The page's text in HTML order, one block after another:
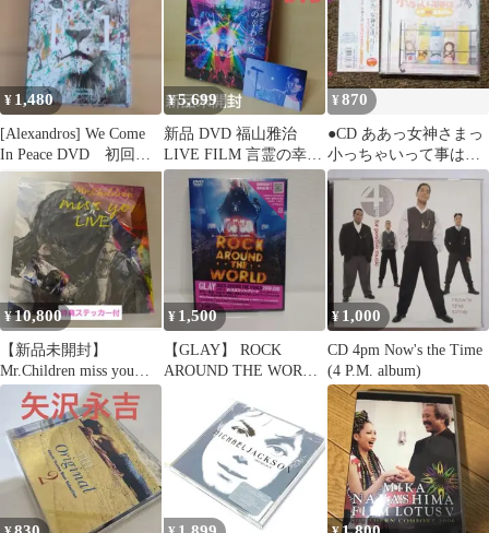
¥ 1,480
[Alexandros] We Come
In Peace DVD 初回限
定盤
¥5,699
新品 DVD 福山雅治
LIVE FILM 言霊の幸わ
う夏 初回 未開封 特典
¥870
●CD ああっ女神さまっ
小っちゃいって事は便
利だね オチ100連発 帯
あり
¥10,800
【新品未開封】
Mr.Children miss you
LIVE Blu-ray
¥ 1,500
【GLAY】 ROCK
AROUND THE WORLD
¥ 1,000
CD 4pm Now's the Time
(4 P.M. album)